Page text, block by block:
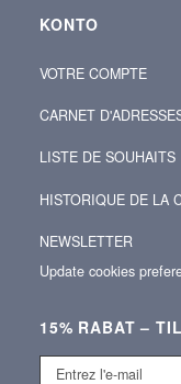
KONTO
VOTRE COMPTE
CARNET
LISTE DE SOUHAITS
HISTORIQUE DE LA
NEWSLETTER
Update cookies
15% RABAT –
Entrez